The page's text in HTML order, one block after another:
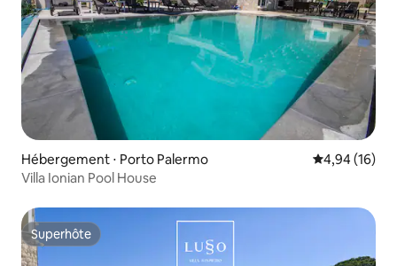
Hébergement ⋅ Porto Palermo Évaluation
4,94 (16)
Villa Ionian Pool House
Superhôte
Superhôte